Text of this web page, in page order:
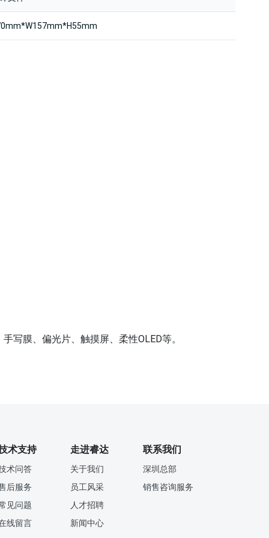
写膜、偏光片、触摸屏、柔性OLED等。
术支持
术问答
后服务
见问题
线留言
走进睿达
关于我们
员工风采
人才招聘
新闻中心
联系我们
深圳总部
销售咨询服务